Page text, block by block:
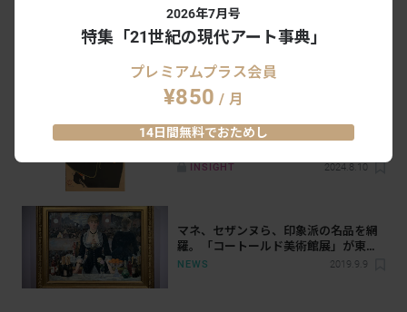
京都で立ち寄るべきミュージアムカフ
INSIGHT
ロートレックの「線」の魅力とは何
INSIGHT 2024.8.10
マネ、セザンヌら、印象派の名品を網
羅。「コートールド美術館展」が東京
都美術館で開幕
NEWS 2019.9.9
2026年7月号
特集「21世紀の現代アート事典」
プレミアムプラス会員
¥850 / 月
14日間無料でおためし